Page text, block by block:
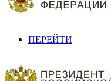
ПЕРЕЙТИ